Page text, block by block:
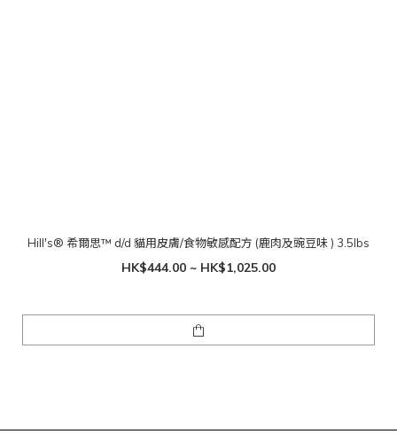
Hill's® 希爾思™ d/d 貓用皮膚/食物敏感配方 (鹿肉及豌豆味 ) 3.5lbs
HK$444.00 ~ HK$1,025.00